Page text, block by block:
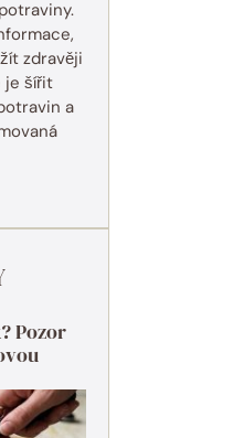
zdravěji
je šířit
a
Pozor